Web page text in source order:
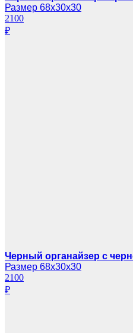
Размер 68х30х30
2100
₽
Черный органайзер с
Размер 68х30х30
2100
₽